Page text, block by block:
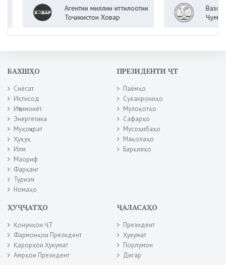
Агентии миллии иттилоотии
Тоҷикистон Ховар
Вазорати
Ҷумҳурии
БАХШҲО
Сиёсат
Иқтисод
Иҷтимоиёт
Энергетика
Муҳоҷират
Ҳуқуқ
Илм
Маориф
Фарҳанг
Туризм
Номаҳо
ПРЕЗИДЕНТИ ҶТ
Паёмҳо
Суханрониҳо
Мулоқотҳо
Сафарҳо
Мусоҳибаҳо
Мақолаҳо
Барқияҳо
ҲУҶҶАТҲО
Қонунҳои ҶТ
Фармонҳои Президент
Қарорҳои Ҳукумат
Амрҳои Президент
ҶАЛАСАҲО
Президент
Ҳукумат
Порлумон
Дигар